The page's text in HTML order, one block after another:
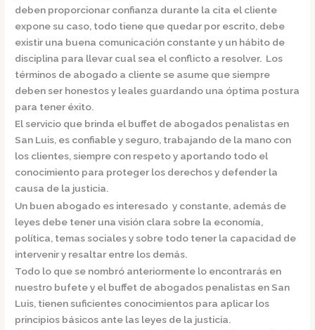
deben proporcionar confianza durante la cita el cliente
expone su caso, todo tiene que quedar por escrito, debe
existir una buena comunicación constante y un hábito de
disciplina para llevar cual sea el conflicto a resolver. Los
términos de abogado a cliente se asume que siempre
deben ser honestos y leales guardando una óptima postura
para tener éxito.
El servicio que brinda el buffet de abogados penalistas en
San Luis, es confiable y seguro, trabajando de la mano con
los clientes, siempre con respeto y aportando todo el
conocimiento para proteger los derechos y defender la
causa de la justicia.
Un buen abogado es interesado y constante, además de
leyes debe tener una visión clara sobre la economía,
política, temas sociales y sobre todo tener la capacidad de
intervenir y resaltar entre los demás.
Todo lo que se nombró anteriormente lo encontrarás en
nuestro bufete y el buffet de abogados penalistas en San
Luis, tienen suficientes conocimientos para aplicar los
principios básicos ante las leyes de la justicia.